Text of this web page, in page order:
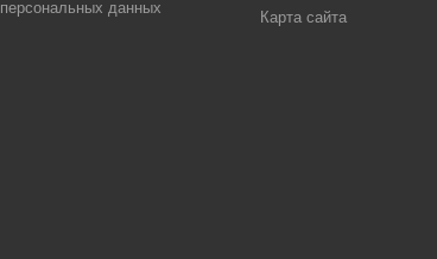
персональных данных
Карта сайта